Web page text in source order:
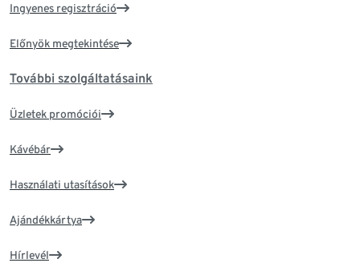
Ingyenes regisztráció
Előnyök megtekintése
További szolgáltatásaink
Üzletek promóciói
Kávébár
Használati utasítások
Ajándékkártya
Hírlevél